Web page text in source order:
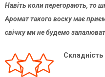
Навіть коли перегорають, то
Аромат такого воску має
свічку ми не будемо
Складність